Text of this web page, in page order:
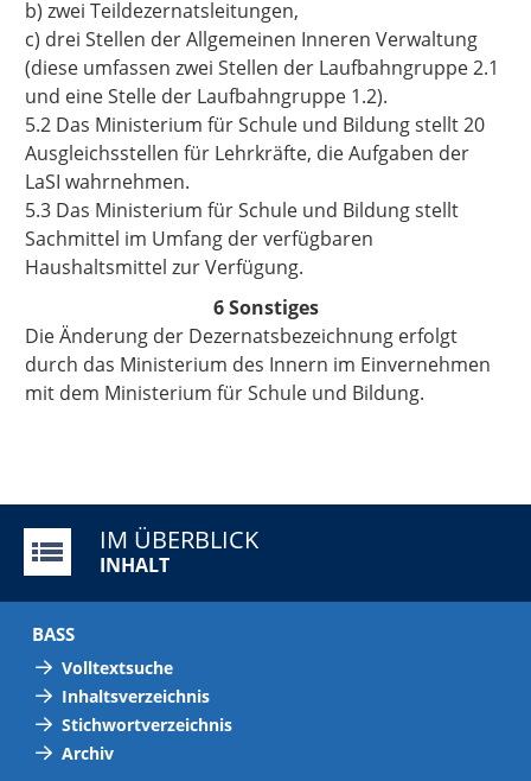
b) zwei Teildezernatsleitungen,
c) drei Stellen der Allgemeinen Inneren Verwaltung
(diese umfassen zwei Stellen der Laufbahngruppe 2.1
und eine Stelle der Laufbahngruppe 1.2).
5.2 Das Ministerium für Schule und Bildung stellt 20
Ausgleichsstellen für Lehrkräfte, die Aufgaben der
LaSI wahrnehmen.
5.3 Das Ministerium für Schule und Bildung stellt
Sachmittel im Umfang der verfügbaren
Haushaltsmittel zur Verfügung.
6 Sonstiges
Die Änderung der Dezernatsbezeichnung erfolgt
durch das Ministerium des Innern im Einvernehmen
mit dem Ministerium für Schule und Bildung.
IM ÜBERBLICK
INHALT
BASS
Volltextsuche
Inhaltsverzeichnis
Stichwortverzeichnis
Archiv